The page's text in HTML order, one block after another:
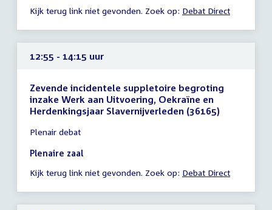
12:55
Kijk terug link niet gevonden. Zoek op: Debat Direct
12:55 - 14:15 uur
Zevende incidentele suppletoire begroting
inzake Werk aan Uitvoering, Oekraïne en
Herdenkingsjaar Slavernijverleden (36165)
vergadering
12:55
14:15
Plenair debat
Plenaire zaal
Kijk terug link niet gevonden. Zoek op: Debat Direct